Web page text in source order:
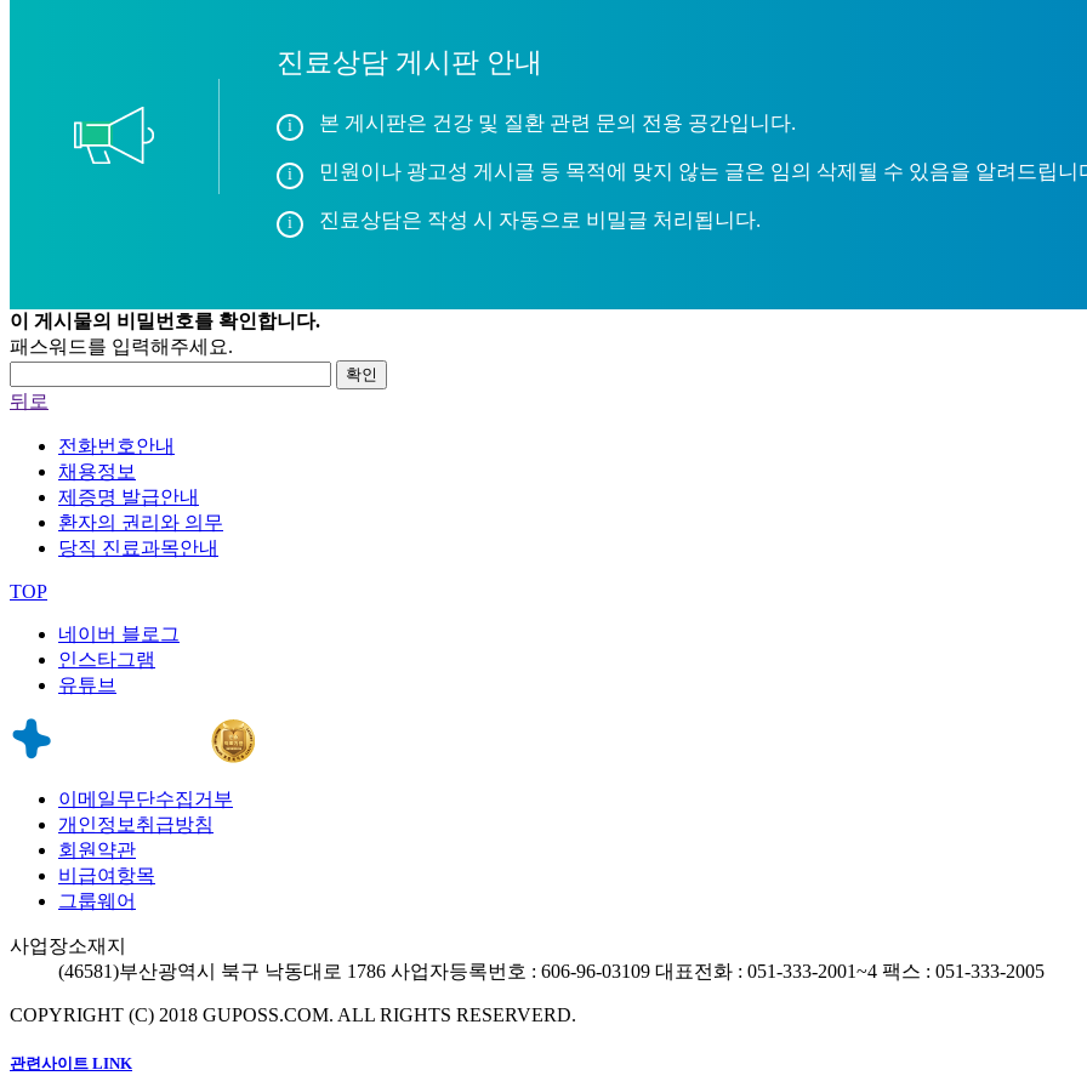
진료상담 게시판 안내
본 게시판은 건강 및 질환 관련 문의 전용 공간입니다.
민원이나 광고성 게시글 등 목적에 맞지 않는 글은 임의 삭제될 수 있음을 알려드립니
진료상담은 작성 시 자동으로 비밀글 처리됩니다.
이 게시물의 비밀번호를 확인합니다.
패스워드를 입력해주세요.
확인
뒤로
전화번호안내
채용정보
제증명 발급안내
환자의 권리와 의무
당직 진료과목안내
TOP
네이버 블로그
인스타그램
유튜브
이메일무단수집거부
개인정보취급방침
회원약관
비급여항목
그룹웨어
사업장소재지
(46581)부산광역시 북구 낙동대로 1786 사업자등록번호 : 606-96-03109 대표전화 : 051-333-2001~4 팩스 : 051-333-2005
COPYRIGHT (C) 2018 GUPOSS.COM. ALL RIGHTS RESERVERD.
관련사이트 LINK